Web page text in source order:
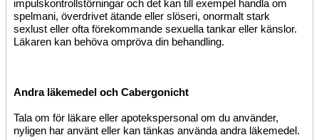
impulskontrollstörningar och det kan till exempel handla om
spelmani, överdrivet ätande eller slöseri, onormalt stark
sexlust eller ofta förekommande sexuella tankar eller känslor.
Läkaren kan behöva ompröva din behandling.
Andra läkemedel och Cabergonicht
Tala om för läkare eller apotekspersonal om du använder,
nyligen har använt eller kan tänkas använda andra läkemedel.